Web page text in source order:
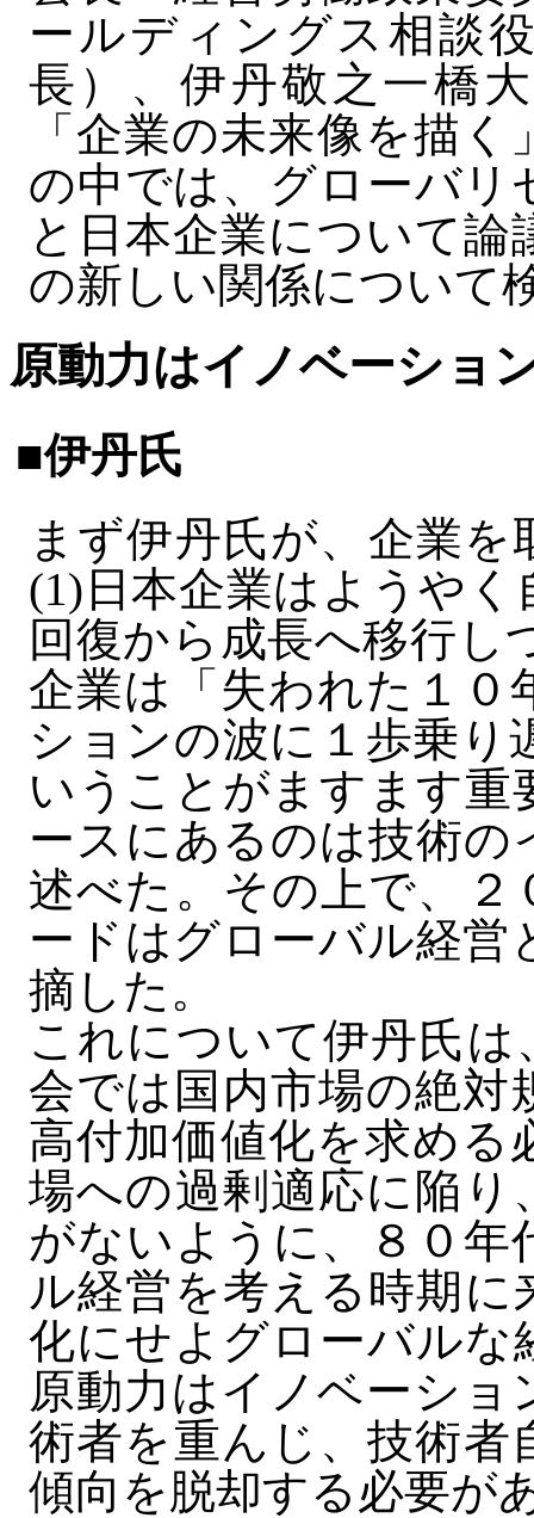
ールディングス相談
長）、伊丹敬之一橋
「企業の未来像を描
の中では、グローバリ
と日本企業について
の新しい関係について
原動力はイノベーショ
■伊丹氏
まず伊丹氏が、企業
(1)日本企業はようや
回復から成長へ移行し
企業は「失われた１０
ションの波に１歩乗り
いうことがますます
ースにあるのは技術
述べた。その上で、２
ードはグローバル経
摘した。
これについて伊丹氏
会では国内市場の絶対
高付加価値化を求める
場への過剰適応に陥り
がないように、８０
ル経営を考える時期
化にせよグローバルな
原動力はイノベーシ
術者を重んじ、技術者
傾向を脱却する必要が